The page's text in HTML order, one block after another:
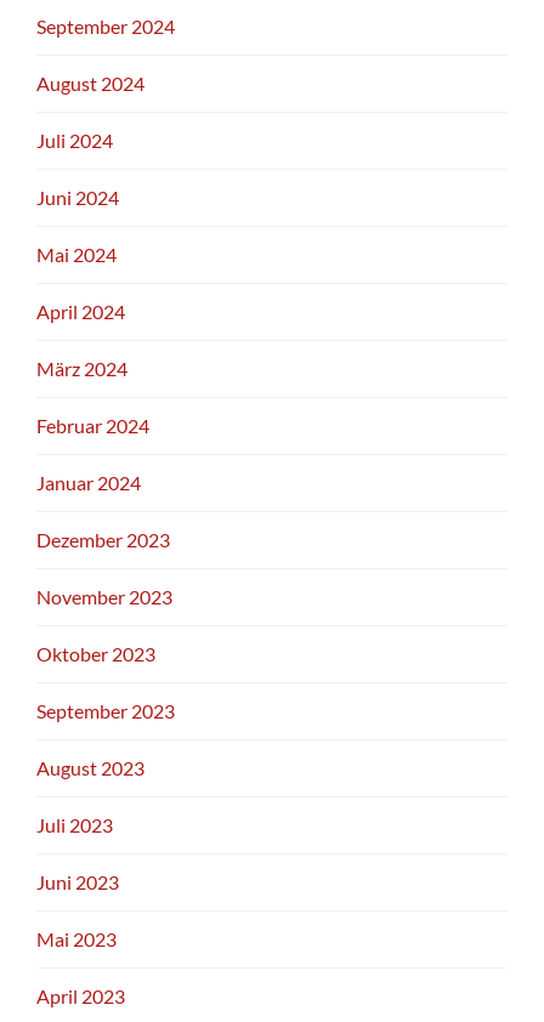
September 2024
August 2024
Juli 2024
Juni 2024
Mai 2024
April 2024
März 2024
Februar 2024
Januar 2024
Dezember 2023
November 2023
Oktober 2023
September 2023
August 2023
Juli 2023
Juni 2023
Mai 2023
April 2023